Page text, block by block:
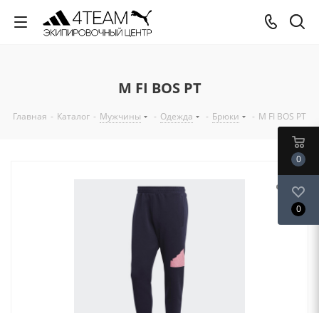
M FI BOS PT
Главная - Каталог - Мужчины - Одежда - Брюки - M FI BOS PT
0
0